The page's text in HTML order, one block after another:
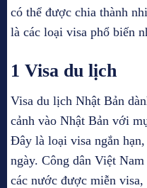
có thể được chia thành
là các loại visa phổ biến
1 Visa du lịch
Visa du lịch Nhật Bản
cảnh vào Nhật Bản với
Đây là loại visa ngắn
ngày. Công dân Việt
các nước được miễn